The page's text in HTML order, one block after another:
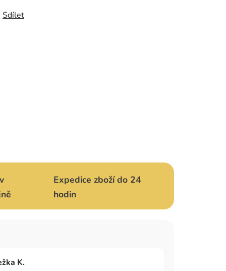
Sdílet
Expedice zboží do 24
hodin
K.